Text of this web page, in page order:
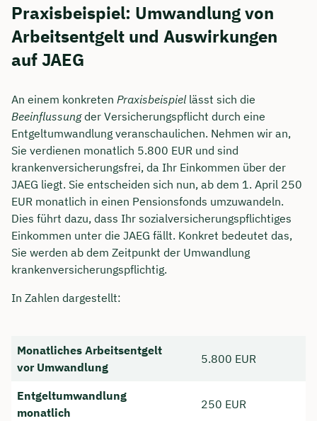
Praxisbeispiel: Umwandlung von
Arbeitsentgelt und Auswirkungen
auf JAEG
An einem konkreten Praxisbeispiel lässt sich die
Beeinflussungder Versicherungspflicht durch eine
Entgeltumwandlung veranschaulichen. Nehmen wir an,
Sie verdienen monatlich 5.800 EUR und sind
krankenversicherungsfrei, da Ihr Einkommen über der
JAEG liegt. Sie entscheiden sich nun, ab dem 1. April 250
EUR monatlich in einen Pensionsfonds umzuwandeln.
Dies führt dazu, dass Ihr sozialversicherungspflichtiges
Einkommen unter die JAEG fällt. Konkret bedeutet das,
Sie werden ab dem Zeitpunkt der Umwandlung
krankenversicherungspflichtig.
In Zahlen dargestellt:
Monatliches Arbeitsentgelt
vor Umwandlung
5.800 EUR
Entgeltumwandlung
monatlich
250 EUR